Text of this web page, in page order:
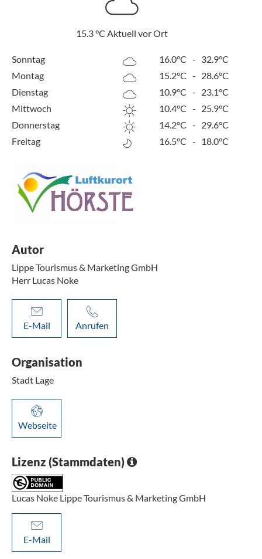
15.3°C Aktuell vor Ort
Sonntag 16.0°C - 32.9°C
Montag
15.2°C - 28.6°C
Dienstag
10.9°C - 23.1°C
Mittwoch
10.4°C - 25.9°C
Donnerstag
14.2°C - 29.6°C
Freitag
16.5°C - 18.0°C
Autor
Lippe Tourismus & Marketing GmbH
Herr Lucas Noke
E-Mail Anrufen
Organisation
Stadt Lage
Webseite
Lizenz (Stammdaten)
Lucas Noke Lippe Tourismus & Marketing GmbH
E-Mail